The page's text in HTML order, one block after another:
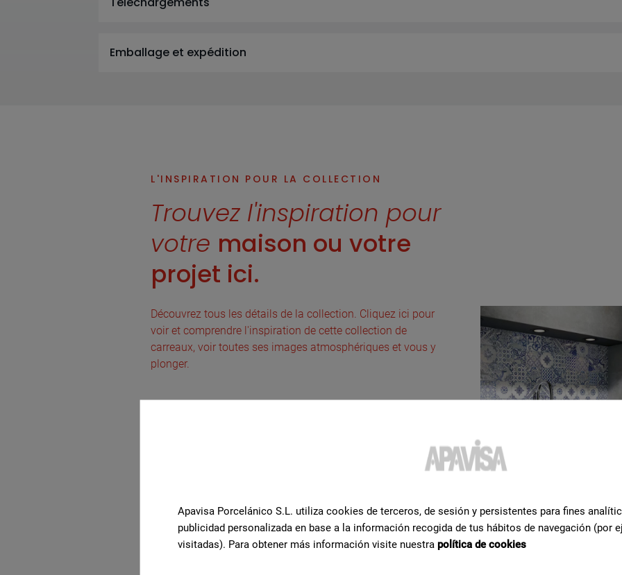
Emballage et expédition
L'INSPIRATION POUR LA COLLECTION
Trouvez l'inspiration pour
votre maison ou votre
projet ici.
Découvrez tous les détails de la collection. Cliquez ici pour
voir et comprendre l'inspiration de cette collection de
carreaux, voir toutes ses images atmosphériques et vous y
plonger.
Apavisa Porcelánico S.L. utiliza cookies de terceros, de sesión y persistentes para fines
publicidad personalizada en base a la información recogida de tus hábitos de navegación (por
visitadas). Para obtener más información visite nuestra política de cookies